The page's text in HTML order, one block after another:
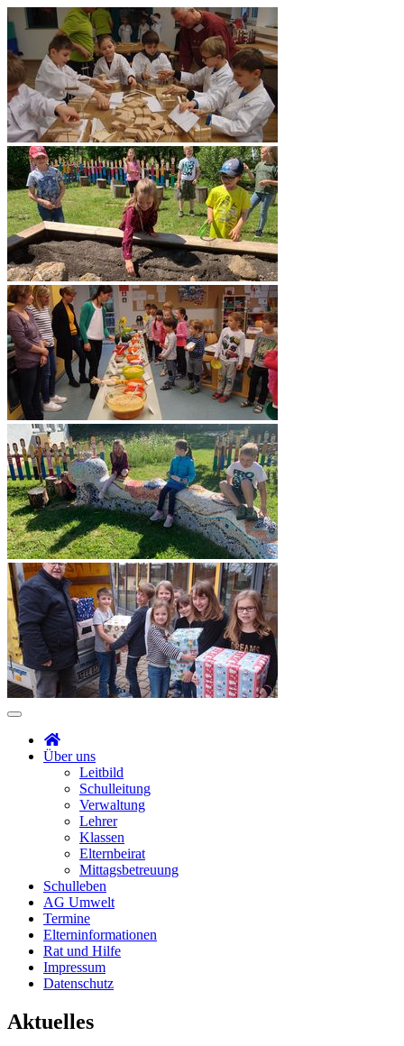
Über uns
Leitbild
Schulleitung
Verwaltung
Lehrer
Klassen
Elternbeirat
Mittagsbetreuung
Schulleben
AG Umwelt
Termine
Elterninformationen
Rat und Hilfe
Impressum
Datenschutz
Aktuelles